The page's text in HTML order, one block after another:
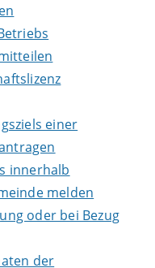
einer
innerhalb
melden
oder bei Bezug
der